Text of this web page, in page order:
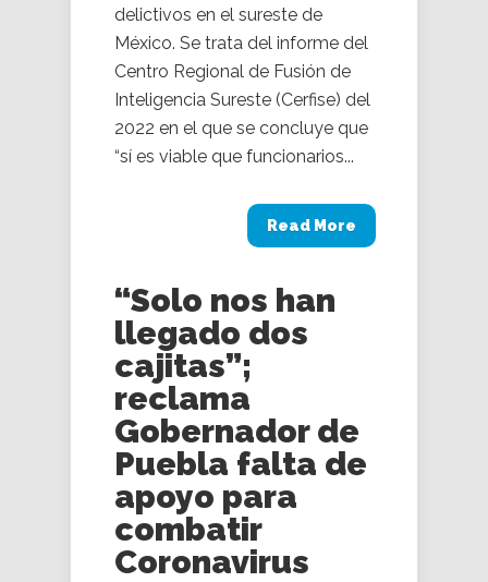
delictivos en el sureste de
México. Se trata del informe del
Centro Regional de Fusión de
Inteligencia Sureste (Cerfise) del
2022 en el que se concluye que
“sí es viable que funcionarios...
Read More
“Solo nos han
llegado dos
cajitas”;
reclama
Gobernador de
Puebla falta de
apoyo para
combatir
Coronavirus